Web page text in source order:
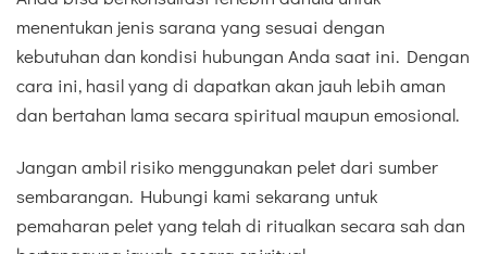
menentukan jenis sarana yang sesuai dengan
kebutuhan dan kondisi hubungan Anda saat ini. Dengan
cara ini, hasil yang di dapatkan akan jauh lebih aman
dan bertahan lama secara spiritual maupun emosional.
Jangan ambil risiko menggunakan pelet dari sumber
sembarangan. Hubungi kami sekarang untuk
pemaharan pelet yang telah di ritualkan secara sah dan